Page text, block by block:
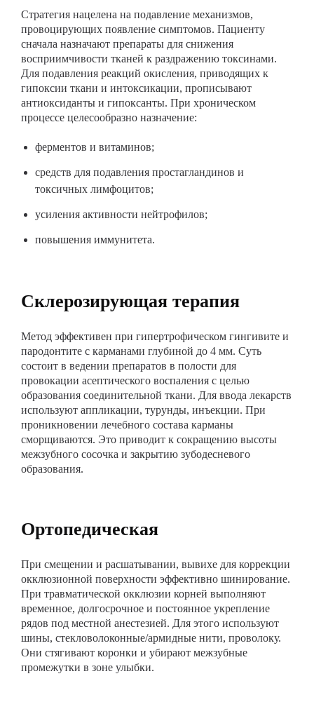
Стратегия нацелена на подавление механизмов,
провоцирующих появление симптомов. Пациенту
сначала назначают препараты для снижения
восприимчивости тканей к раздражению токсинами.
Для подавления реакций окисления, приводящих к
гипоксии ткани и интоксикации, прописывают
антиоксиданты и гипоксанты. При хроническом
процессе целесообразно назначение:
ферментов и витаминов;
средств для подавления простагландинов и
токсичных лимфоцитов;
усиления активности нейтрофилов;
повышения иммунитета.
Склерозирующая терапия
Метод эффективен при гипертрофическом гингивите и
пародонтите с карманами глубиной до 4 мм. Суть
состоит в ведении препаратов в полости для
провокации асептического воспаления с целью
образования соединительной ткани. Для ввода лекарств
используют аппликации, турунды, инъекции. При
проникновении лечебного состава карманы
сморщиваются. Это приводит к сокращению высоты
межзубного сосочка и закрытию зубодесневого
образования.
Ортопедическая
При смещении и расшатывании, вывихе для коррекции
окклюзионной поверхности эффективно шинирование.
При травматической окклюзии корней выполняют
временное, долгосрочное и постоянное укрепление
рядов под местной анестезией. Для этого используют
шины, стекловолоконные/армидные нити, проволоку.
Они стягивают коронки и убирают межзубные
промежутки в зоне улыбки.